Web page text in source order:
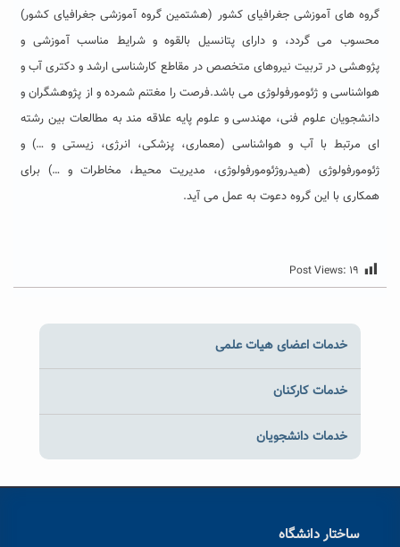
گروه های آموزشی جغرافیای کشور (هشتمین گروه آموزشی جغرافیای کشور)
محسوب می گردد، و دارای پتانسیل بالقوه و شرایط مناسب آموزشی و
پژوهشی در تربیت نیروهای متخصص در مقاطع کارشناسی ارشد و دکتری آب و
هواشناسی و ژئومورفولوژی می باشد.فرصت را مغتنم شمرده و از پژوهشگران و
دانشجویان علوم فنی، مهندسی و علوم پایه علاقه مند به مطالعات بین رشته
ای مرتبط با آب و هواشناسی (معماری، پزشکی، انرژی، زیستی و …) و
ژئومورفولوژی (هیدروژئومورفولوژی، مدیریت محیط، مخاطرات و …) برای
همکاری با این گروه دعوت به عمل می آید.
Post Views: ۱۹
خدمات اعضای هیات علمی
خدمات کارکنان
خدمات دانشجویان
ساختار دانشگاه